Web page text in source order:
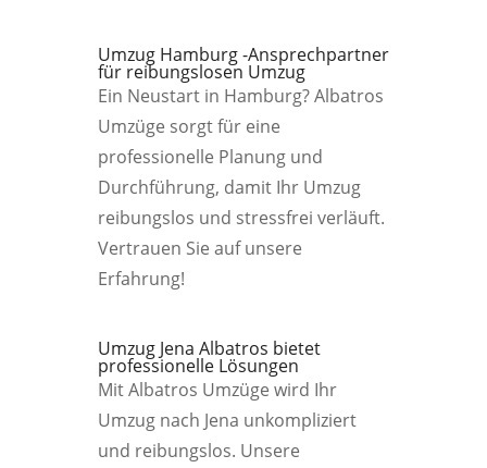
Umzug Hamburg -Ansprechpartner
für reibungslosen Umzug
Ein Neustart in Hamburg? Albatros
Umzüge sorgt für eine
professionelle Planung und
Durchführung, damit Ihr Umzug
reibungslos und stressfrei verläuft.
Vertrauen Sie auf unsere
Erfahrung!
Umzug Jena Albatros bietet
professionelle Lösungen
Mit Albatros Umzüge wird Ihr
Umzug nach Jena unkompliziert
und reibungslos. Unsere